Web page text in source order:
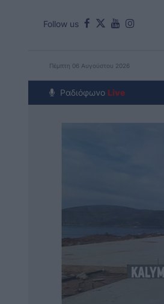
Follow us
Πέμπτη 06 Αυγούστου 2026
Ραδιόφωνο Live